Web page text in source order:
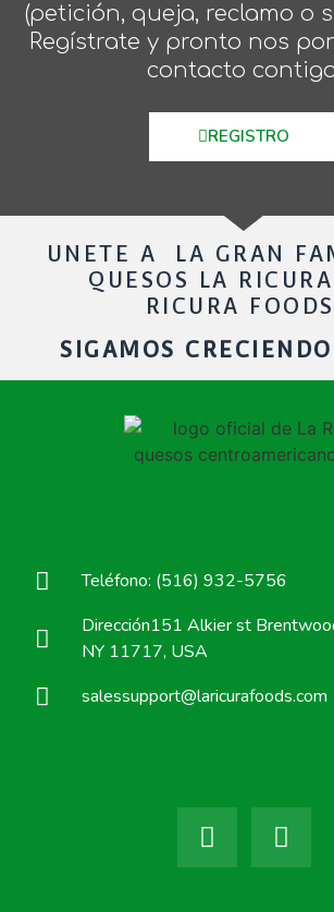
(petición, queja, reclamo o
Regístrate y pronto nos
contacto
REGISTRO
UNETE A LA GRAN
QUESOS LA
RICURA
SIGAMOS
Teléfono: (516) 932-5756
Dirección151 Alkier st
NY 11717, USA
salessupport@laricurafoods.com